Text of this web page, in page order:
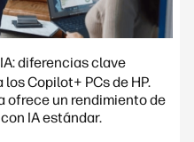
diferencias clave
Copilot+ PCs de HP.
ofrece un rendimiento de
IA estándar.